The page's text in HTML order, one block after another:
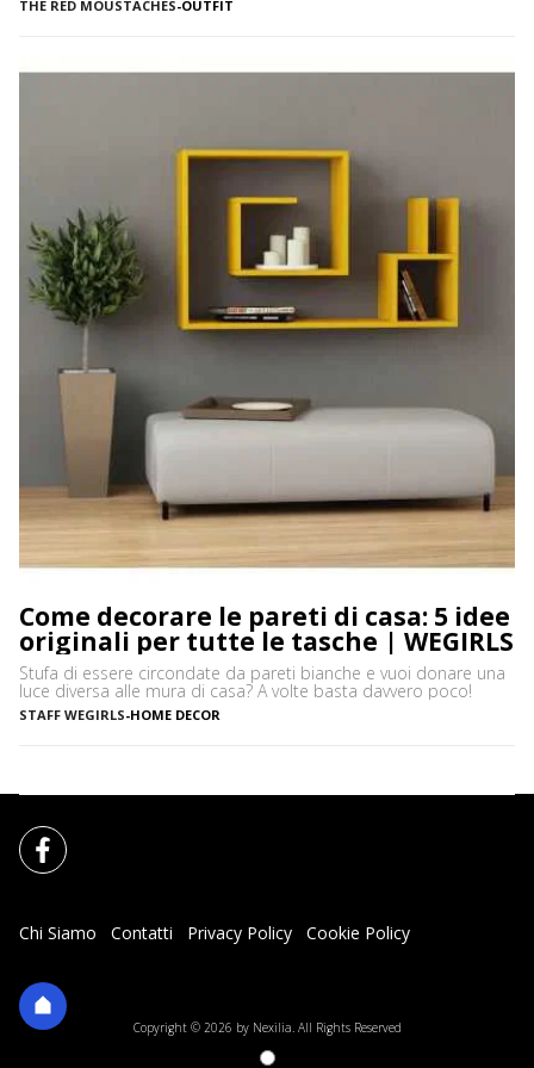
classico della Levi’s, i modelli dalla vestibilità over sono in
THE RED MOUSTACHES-OUTFIT
Come decorare le pareti di casa: 5 idee
originali per tutte le tasche | WEGIRLS
Stufa di essere circondate da pareti bianche e vuoi donare una
luce diversa alle mura di casa? A volte basta davvero poco!
STAFF WEGIRLS-HOME DECOR
Chi Siamo Contatti Privacy Policy
Cookie Policy
Copyright © 2026 by Nexilia. All Rights Reserved